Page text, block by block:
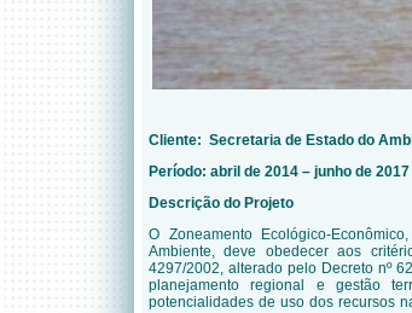
Cliente: Secretaria de Estado do
Período: abril de 2014 – junho de 2017
Descrição do Projeto
O Zoneamento Ecológico-
Ambiente, deve obedecer aos
4297/2002, alterado pelo Decreto nº
planejamento regional e gestão
potencialidades de uso dos recursos